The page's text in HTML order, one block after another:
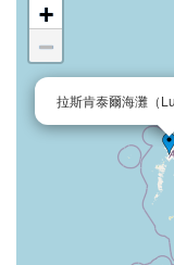
拉斯肯泰爾海灘（
+
−